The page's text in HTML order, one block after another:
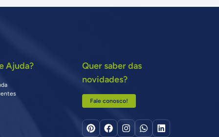
Ajuda?
Quer saber das
novidades?
Fale conosco!